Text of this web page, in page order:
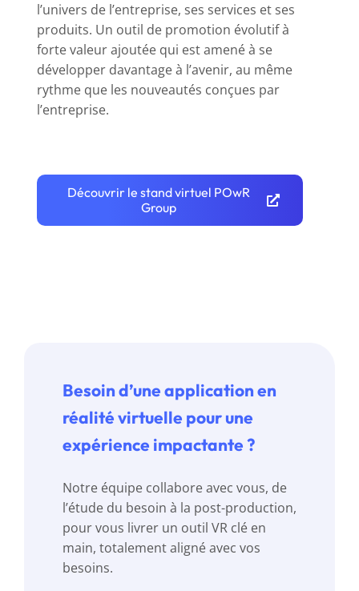
l’univers de l’entreprise, ses services et ses
produits. Un outil de promotion évolutif à
forte valeur ajoutée qui est amené à se
développer davantage à l’avenir, au même
rythme que les nouveautés conçues par
l’entreprise.
Découvrir le stand virtuel POwR
Group
Besoin d’une application en
réalité virtuelle pour une
expérience impactante ?
Notre équipe collabore avec vous, de
l’étude du besoin à la post-production,
pour vous livrer un outil VR clé en
main, totalement aligné avec vos
besoins.